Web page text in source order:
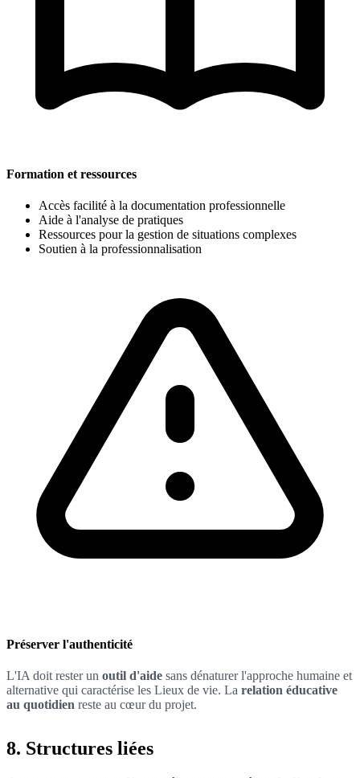
Formation et ressources
Accès facilité à la documentation professionnelle
Aide à l'analyse de pratiques
Ressources pour la gestion de situations complexes
Soutien à la professionnalisation
Préserver l'authenticité
L'IA doit rester un outil d'aide sans dénaturer l'approche humaine et
alternative qui caractérise les Lieux de vie. La relation éducative
au quotidien reste au cœur du projet.
8. Structures liées